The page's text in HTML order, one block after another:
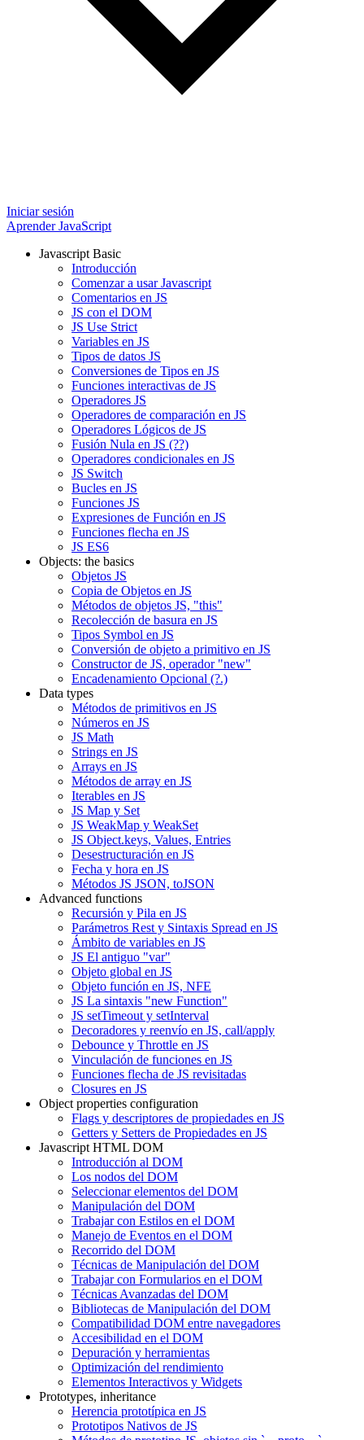
Iniciar sesión
Aprender JavaScript
Javascript Basic
Introducción
Comenzar a usar Javascript
Comentarios en JS
JS con el DOM
JS Use Strict
Variables en JS
Tipos de datos JS
Conversiones de Tipos en JS
Funciones interactivas de JS
Operadores JS
Operadores de comparación en JS
Operadores Lógicos de JS
Fusión Nula en JS (??)
Operadores condicionales en JS
JS Switch
Bucles en JS
Funciones JS
Expresiones de Función en JS
Funciones flecha en JS
JS ES6
Objects: the basics
Objetos JS
Copia de Objetos en JS
Métodos de objetos JS, "this"
Recolección de basura en JS
Tipos Symbol en JS
Conversión de objeto a primitivo en JS
Constructor de JS, operador "new"
Encadenamiento Opcional (?.)
Data types
Métodos de primitivos en JS
Números en JS
JS Math
Strings en JS
Arrays en JS
Métodos de array en JS
Iterables en JS
JS Map y Set
JS WeakMap y WeakSet
JS Object.keys, Values, Entries
Desestructuración en JS
Fecha y hora en JS
Métodos JS JSON, toJSON
Advanced functions
Recursión y Pila en JS
Parámetros Rest y Sintaxis Spread en JS
Ámbito de variables en JS
JS El antiguo "var"
Objeto global en JS
Objeto función en JS, NFE
JS La sintaxis "new Function"
JS setTimeout y setInterval
Decoradores y reenvío en JS, call/apply
Debounce y Throttle en JS
Vinculación de funciones en JS
Funciones flecha de JS revisitadas
Closures en JS
Object properties configuration
Flags y descriptores de propiedades en JS
Getters y Setters de Propiedades en JS
Javascript HTML DOM
Introducción al DOM
Los nodos del DOM
Seleccionar elementos del DOM
Manipulación del DOM
Trabajar con Estilos en el DOM
Manejo de Eventos en el DOM
Recorrido del DOM
Técnicas de Manipulación del DOM
Trabajar con Formularios en el DOM
Técnicas Avanzadas del DOM
Bibliotecas de Manipulación del DOM
Compatibilidad DOM entre navegadores
Accesibilidad en el DOM
Depuración y herramientas
Optimización del rendimiento
Elementos Interactivos y Widgets
Prototypes, inheritance
Herencia prototípica en JS
Prototipos Nativos de JS